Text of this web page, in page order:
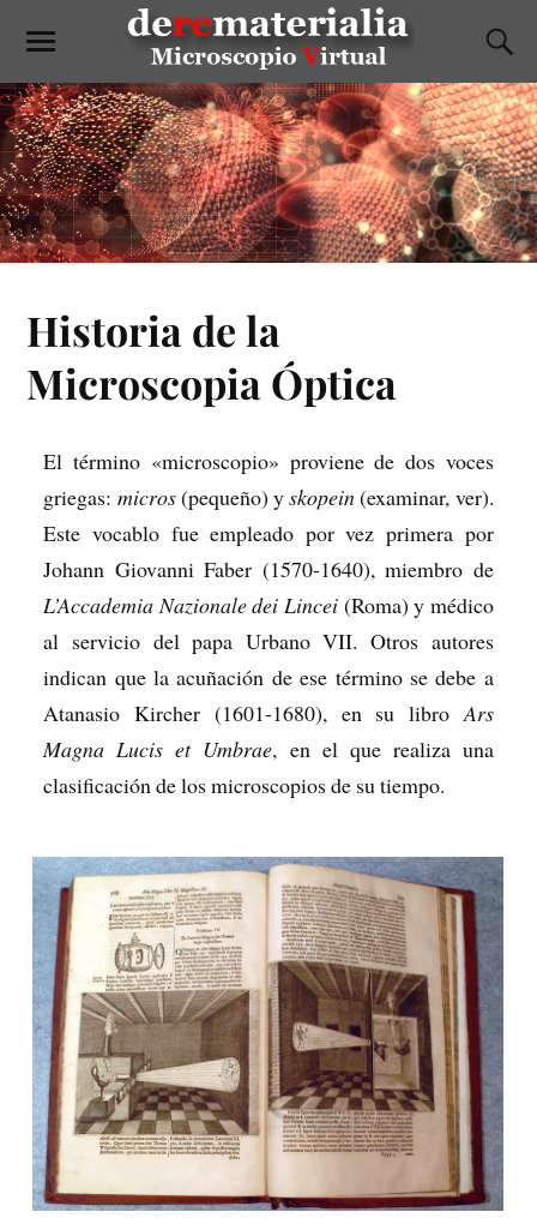
Historia de la
Microscopia Óptica
El término «microscopio» proviene de dos voces
griegas: micros(pequeño) yskopein(examinar, ver).
Este vocablo fue empleado por vez primera por
Johann Giovanni Faber (1570-1640), miembro de
L’Accademia Nazionale dei Lincei (Roma) y médico
al servicio del papa Urbano VII. Otros autores
indican que la acuñación de ese término se debe a
Atanasio Kircher (1601-1680), en su libroArs
Magna Lucis et Umbrae, en el que realiza una
clasificación de los microscopios de su tiempo.